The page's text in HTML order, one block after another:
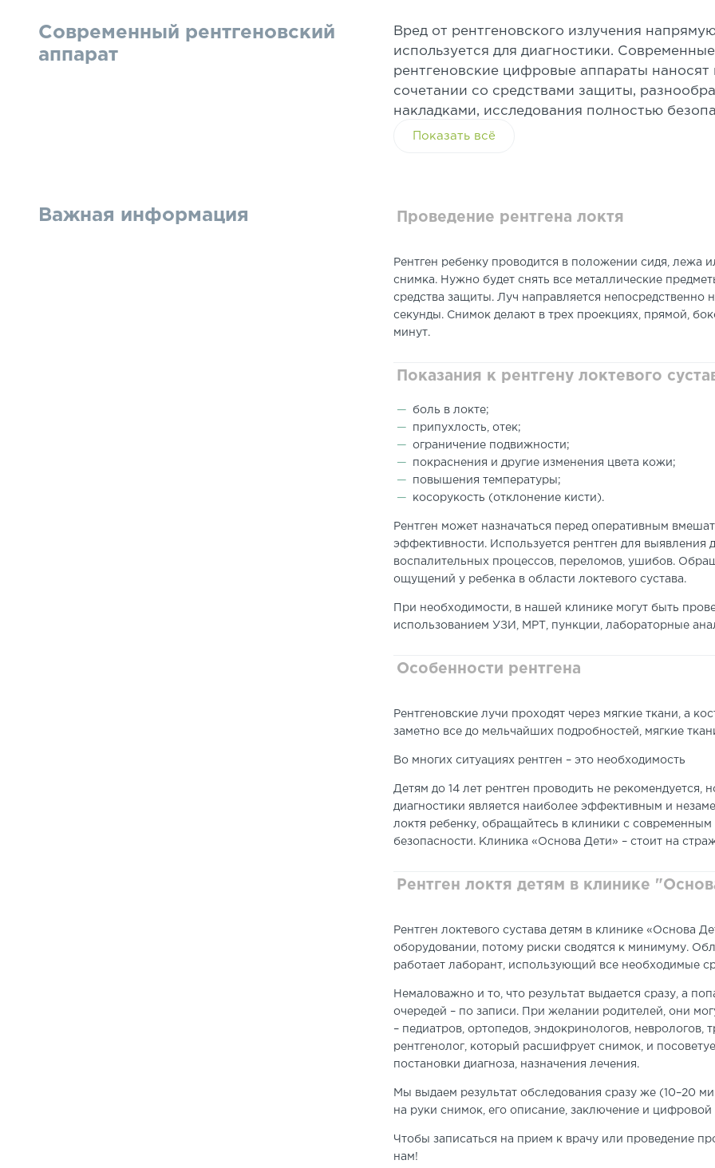
Современный рентгеновский
аппарат
Вред от рентгеновского излучения
используется для диагностики. Современные
рентгеновские цифровыеаппараты наносят
сочетании со средствами защиты,
накладками, исследования полностью
Показать всё
Важная информация Проведение рентгена локтя
Рентген ребенку проводится в положении сидя, лежа
снимка. Нужно будет снять все металлические
средства защиты. Луч направляется непосредственно
секунды. Снимок делают в трех проекциях
, прямой,
минут.
Показания к рентгену локтевого
боль в локте;
припухлость, отек;
ограничение подвижности;
покраснения и другие изменения цвета кожи;
повышения температуры;
косорукость (отклонение кисти).
Рентген может назначаться перед оперативным
эффективности. Используется рентген для
воспалительных процессов, переломов, ушибов.
ощущений у ребенка в области локтевого сустава.
При необходимости, в нашей клинике могут быть
использованием УЗИ, МРТ, пункции
, лабораторные
Особенности рентгена
Рентгеновские лучи проходят через мягкие ткани
, а
заметно все до мельчайших подробностей, мягкие
Во многих ситуациях рентген – это необходимость
Детям до 14 лет рентген проводить не рекомендуется,
диагностики является наиболее эффективным и
локтя ребенку, обращайтесь в клиники с
безопасности. Клиника «Основа Дети» – стоит на
Рентген локтя детям в клинике
Рентген локтевого сустава детям в клинике «Основа
оборудовании, потому риски сводятся к минимуму.
работает лаборант, использующий все необходимые
Немаловажно и то, что результат выдается сразу, а
очередей – по записи. При желании родителей, они
– педиатров,ортопедов, эндокринологов , неврологов,
рентгенолог, который расшифрует снимок, и
постановки диагноза, назначения лечения.
Мы выдаем результат обследования сразу же (10–20
на руки снимок, его описание, заключение и
Чтобы записаться на прием к врачу или проведение
нам!